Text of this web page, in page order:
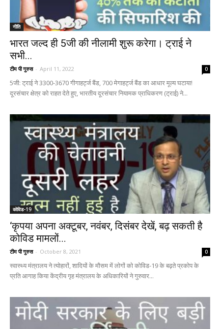
नीति
भारत जल्द ही 5जी की नीलामी शुरू करेगा। ट्राई ने
सभी...
टीम पी गुरुस - April 11, 2022 0
5जी: ट्राई ने 3300-3670 गीगाहर्ट्ज बैंड, 700 मेगाहर्ट्ज बैंड का आधार मूल्य घटाया!
दूरसंचार क्षेत्र को राहत देते हुए, भारतीय दूरसंचार नियामक प्राधिकरण (ट्राई) ने...
कोविड-19
‘कृपया अपना अक्टूबर, नवंबर, दिसंबर देखें, बढ़ सकती है
कोविड मामलों...
टीम पी गुरुस - October 8, 2021 0
स्वास्थ्य मंत्रालय ने त्योहारों, शादियों के मौसम में लोगों को कोविड-19 के बढ़ते प्रकोप के
प्रति आगाह किया केंद्रीय गृह मंत्रालय के अधिकारियों ने गुरुवार...